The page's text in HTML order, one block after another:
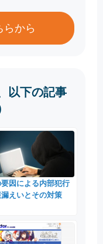
らから
以下の記事
要因による内部犯行
えいとその対策